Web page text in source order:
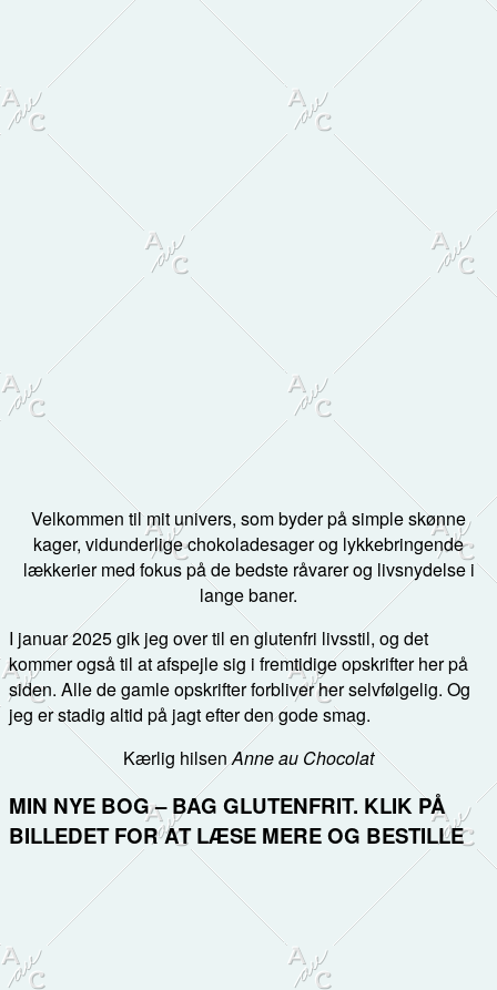
Velkommen til mit univers, som byder på simple skønne
kager, vidunderlige chokoladesager og lykkebringende
lækkerier med fokus på de bedste råvarer og livsnydelse i
lange baner.
I januar 2025 gik jeg over til en glutenfri livsstil, og det
kommer også til at afspejle sig i fremtidige opskrifter her på
siden. Alle de gamle opskrifter forbliver her selvfølgelig. Og
jeg er stadig altid på jagt efter den gode smag.
Kærlig hilsenAnne au Chocolat
MIN NYE BOG – BAG GLUTENFRIT. KLIK PÅ
BILLEDET FOR AT LÆSE MERE OG BESTILLE